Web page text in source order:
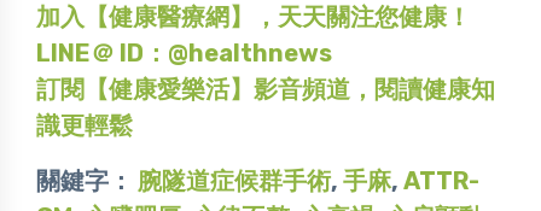
加入【健康醫療網】，天天關注您健康！
LINE＠ ID：@healthnews
訂閱【健康愛樂活】影音頻道，閱讀健康知
識更輕鬆
關鍵字： 腕隧道症候群手術, 手麻, ATTR-